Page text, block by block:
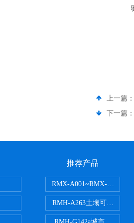
上一篇：
下一篇：
推荐产品
RMX-A001~RMX-A002丙
RMH-A263土壤可交换酸